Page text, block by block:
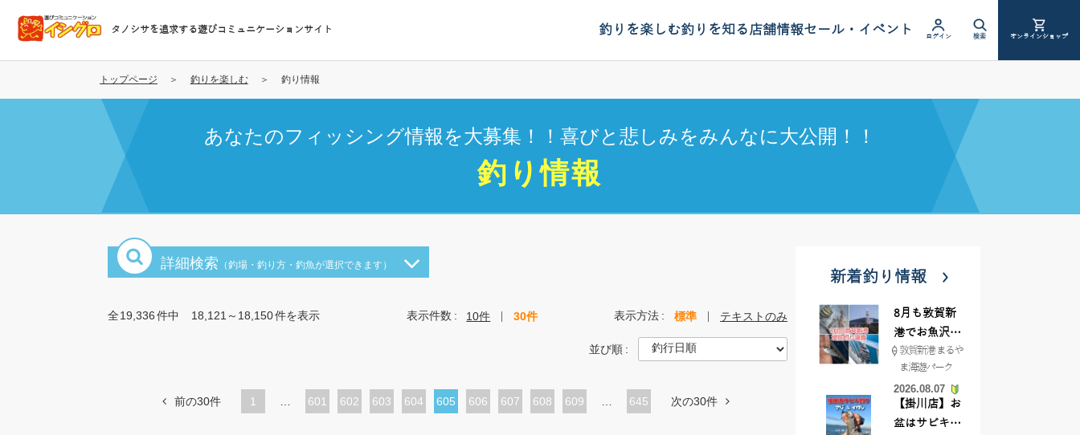
コ
テ
タノシサを追求する遊びコミュニケーションサイト 釣りを楽しむ釣りを知る店舗情報セール・イベント ログイン 検索 オンラインショップ
トップページ 釣りを楽しむ 釣り情報
あなたのフィッシング情報を大募集！！喜びと悲しみをみんなに大公開！！
釣り情報
詳細検索 （釣場・釣り方・釣魚が選択できます）
全19,336件中 18,121～18,150件を表示 表示件数 10件 30件 表示方法 標準 テキストのみ
並び順
前の30件 1
ペ
601
ペ
602
ペ
603
ペ
604
カ
605
ペ
606
ペ
607
ペ
608
ペ
609 645 次の30件
新着釣り情報
8月も敦賀新
港でお魚沢山
♪ イシグロ彦
根店
敦賀新港 まるや
ま海遊パーク
2026.08.07
【掛川店】お
盆はサビキ釣